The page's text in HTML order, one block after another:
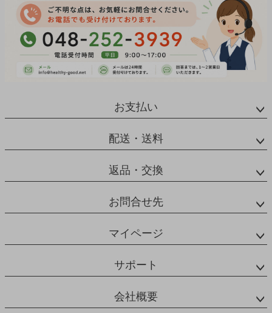
お支払い
配送・送料
返品・交換
お問合せ先
マイページ
サポート
会社概要